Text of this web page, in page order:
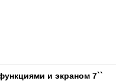
и экраном 7``